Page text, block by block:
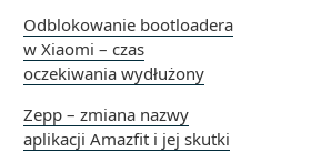
Odblokowanie bootloadera
w Xiaomi – czas
oczekiwania wydłużony
Zepp – zmiana nazwy
aplikacji Amazfit i jej skutki